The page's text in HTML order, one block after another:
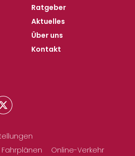
Ratgeber
Aktuelles
Über uns
Kontakt
Online-Verkehr